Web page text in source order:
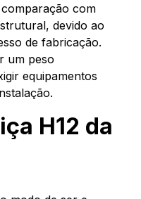
com
devido ao
de fabricação.
um peso
equipamentos
H12 da